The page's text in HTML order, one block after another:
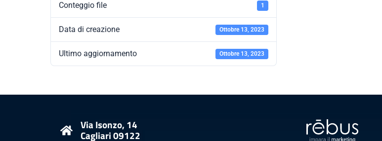
Conteggio file 1
Data di creazione Ottobre 13, 2023
Ultimo aggiornamento Ottobre 13, 2023
Via Isonzo, 14
Cagliari 09122